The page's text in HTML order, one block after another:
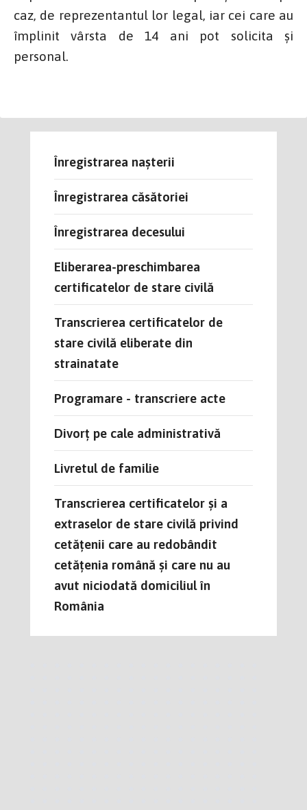
caz, de reprezentantul lor legal, iar cei care au
împlinit vârsta de 14 ani pot solicita și
personal.
Înregistrarea naşterii
Înregistrarea căsătoriei
Înregistrarea decesului
Eliberarea-preschimbarea
certificatelor de stare civilă
Transcrierea certificatelor de
stare civilă eliberate din
strainatate
Programare - transcriere acte
Divorț pe cale administrativă
Livretul de familie
Transcrierea certificatelor şi a
extraselor de stare civilă privind
cetăţenii care au redobândit
cetăţenia română şi care nu au
avut niciodată domiciliul în
România